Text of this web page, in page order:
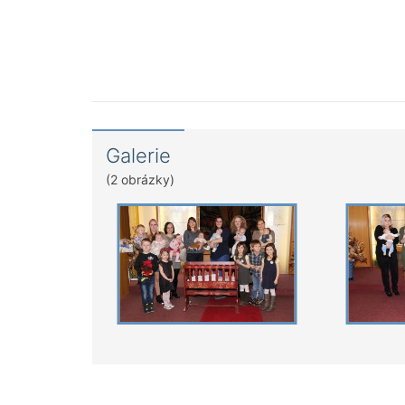
Galerie
(2 obrázky)